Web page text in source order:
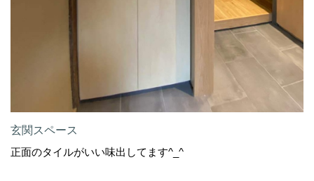
玄関スペース
正面のタイルがいい味出してます^_^